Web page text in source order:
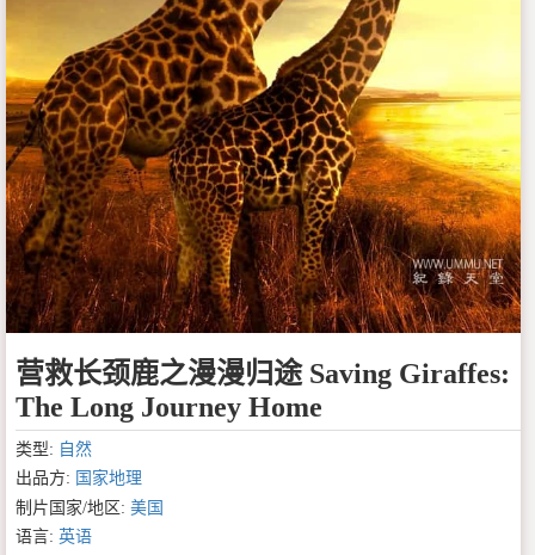
营救长颈鹿之漫漫归途 Saving Giraffes:
The Long Journey Home
类型: 自然
出品方: 国家地理
制片国家/地区: 美国
语言: 英语